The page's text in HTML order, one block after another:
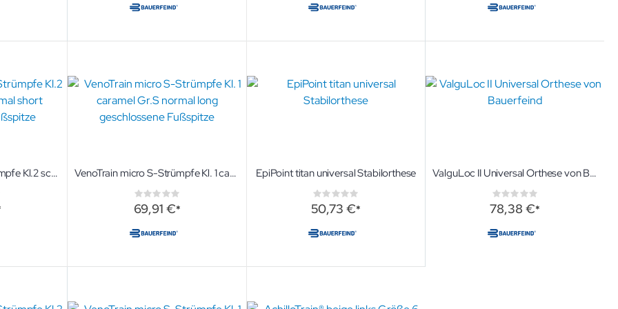
VenoTrain micro S-Strümpfe Kl.2 schwarz Gr.M normal short geschlossene Fußspitze VenoTrain micro S-Strümpfe Kl. 1 caramel Gr.S normal long geschlossene Fußspitze
Rating:
0%
69,91 €
EpiPoint titan universal Stabilorthese
Rating:
0%
50,73 €
ValguLoc II Universal Orthese von Bauerfeind
Rating:
0%
78,38 €